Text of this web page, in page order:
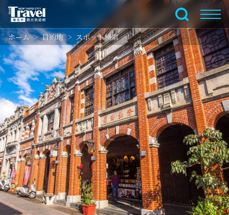
ン
コ
ン
テ
ン
ツ
セ
ク
シ
ョ
ン
に
行
く
全文検索
ホーム 目的地 スポット検索